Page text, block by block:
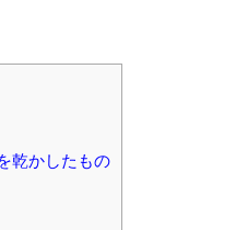
乾かしたもの